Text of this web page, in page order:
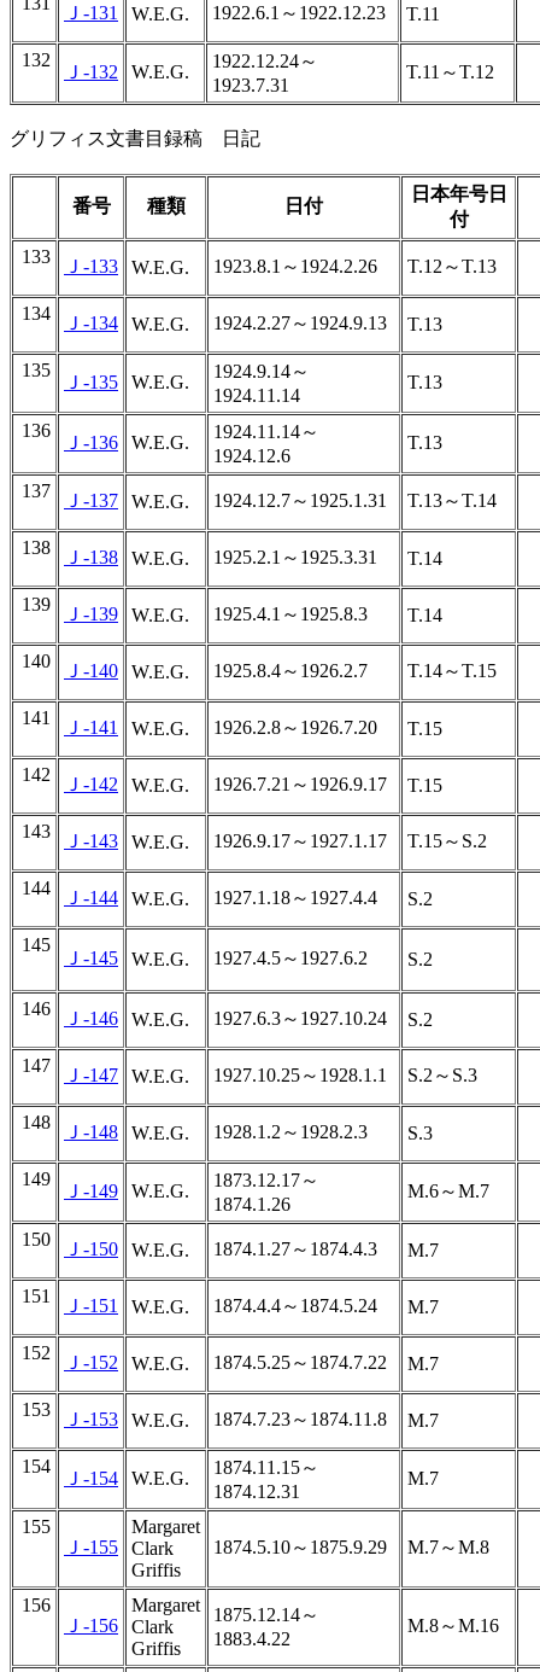
Ｊ-131 W.E.G. 1922.6.1～1922.12.23 T.11
132
Ｊ-132 W.E.G.
1922.12.24～
1923.7.31
T.11～T.12
グリフィス文書目録稿 日記
番号 種類 日付
日本年号日
付
133
Ｊ-133 W.E.G. 1923.8.1～1924.2.26 T.12～T.13
134 Ｊ-134 W.E.G. 1924.2.27～1924.9.13 T.13
135
Ｊ-135 W.E.G.
1924.9.14～
1924.11.14
T.13
136
Ｊ-136 W.E.G.
1924.11.14～
1924.12.6
T.13
137 Ｊ-137 W.E.G. 1924.12.7～1925.1.31 T.13～T.14
138 Ｊ-138 W.E.G. 1925.2.1～1925.3.31 T.14
139 Ｊ-139 W.E.G. 1925.4.1～1925.8.3 T.14
140 Ｊ-140 W.E.G. 1925.8.4～1926.2.7 T.14～T.15
141 Ｊ-141 W.E.G. 1926.2.8～1926.7.20 T.15
142 Ｊ-142 W.E.G. 1926.7.21～1926.9.17 T.15
143 Ｊ-143 W.E.G. 1926.9.17～1927.1.17 T.15～S.2
144 Ｊ-144 W.E.G. 1927.1.18～1927.4.4 S.2
145
Ｊ-145 W.E.G. 1927.4.5～1927.6.2 S.2
146 Ｊ-146 W.E.G. 1927.6.3～1927.10.24 S.2
147 Ｊ-147 W.E.G. 1927.10.25～1928.1.1 S.2～S.3
148 Ｊ-148 W.E.G. 1928.1.2～1928.2.3 S.3
149
Ｊ-149 W.E.G.
1873.12.17～
1874.1.26
M.6～M.7
150 Ｊ-150 W.E.G. 1874.1.27～1874.4.3 M.7
151 Ｊ-151 W.E.G. 1874.4.4～1874.5.24 M.7
152 Ｊ-152 W.E.G. 1874.5.25～1874.7.22 M.7
153 Ｊ-153 W.E.G. 1874.7.23～1874.11.8 M.7
154
Ｊ-154 W.E.G.
1874.11.15～
1874.12.31
M.7
155
Ｊ-155
Margaret
Clark
Griffis
1874.5.10～1875.9.29 M.7～M.8
156
Ｊ-156
Margaret
Clark
Griffis
1875.12.14～
1883.4.22
M.8～M.16